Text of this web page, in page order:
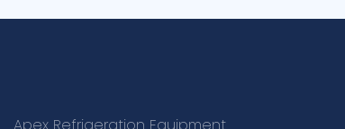
Apex Refrigeration Equipment